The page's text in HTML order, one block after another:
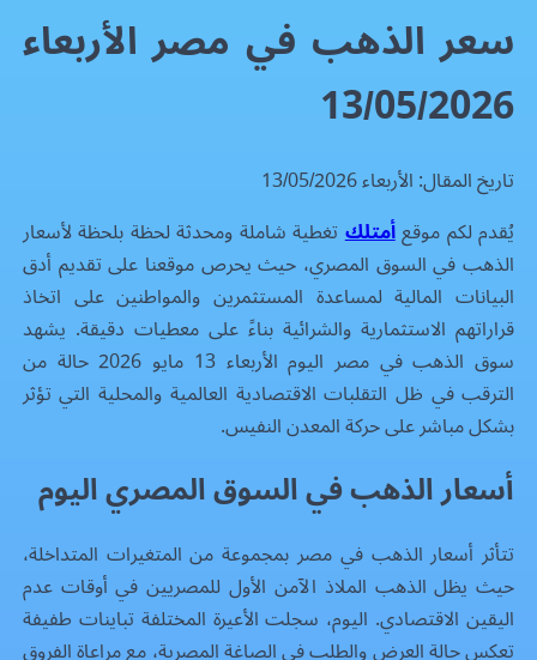
سعر الذهب في مصر الأربعاء
13/05/2026
تاريخ المقال: الأربعاء 13/05/2026
يُقدم لكم موقعأمتلكتغطية شاملة ومحدثة لحظة بلحظة لأسعار
الذهب في السوق المصري، حيث يحرص موقعنا على تقديم أدق
البيانات المالية لمساعدة المستثمرين والمواطنين على اتخاذ
قراراتهم الاستثمارية والشرائية بناءً على معطيات دقيقة. يشهد
سوق الذهب في مصر اليوم الأربعاء 13 مايو 2026 حالة من
الترقب في ظل التقلبات الاقتصادية العالمية والمحلية التي تؤثر
بشكل مباشر على حركة المعدن النفيس.
أسعار الذهب في السوق المصري اليوم
تتأثر أسعار الذهب في مصر بمجموعة من المتغيرات المتداخلة،
حيث يظل الذهب الملاذ الآمن الأول للمصريين في أوقات عدم
اليقين الاقتصادي. اليوم، سجلت الأعيرة المختلفة تباينات طفيفة
تعكس حالة العرض والطلب في الصاغة المصرية، مع مراعاة الفروق